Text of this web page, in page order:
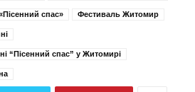
спас» Фестиваль Житомир
“Пісенний спас” у Житомирі